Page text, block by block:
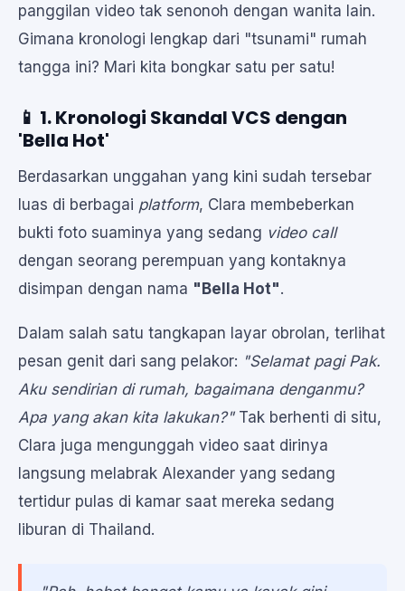
panggilan video tak senonoh dengan wanita lain.
Gimana kronologi lengkap dari "tsunami" rumah
tangga ini? Mari kita bongkar satu per satu!
📱 1. Kronologi Skandal VCS dengan
'Bella Hot'
Berdasarkan unggahan yang kini sudah tersebar
luas di berbagai platform, Clara membeberkan
bukti foto suaminya yang sedang video call
dengan seorang perempuan yang kontaknya
disimpan dengan nama "Bella Hot".
Dalam salah satu tangkapan layar obrolan, terlihat
pesan genit dari sang pelakor: "Selamat pagi Pak.
Aku sendirian di rumah, bagaimana denganmu?
Apa yang akan kita lakukan?"Tak berhenti di situ,
Clara juga mengunggah video saat dirinya
langsung melabrak Alexander yang sedang
tertidur pulas di kamar saat mereka sedang
liburan di Thailand.